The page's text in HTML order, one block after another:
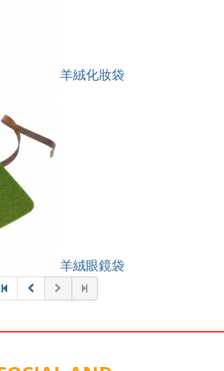
羊絨化妝袋
羊絨眼鏡袋